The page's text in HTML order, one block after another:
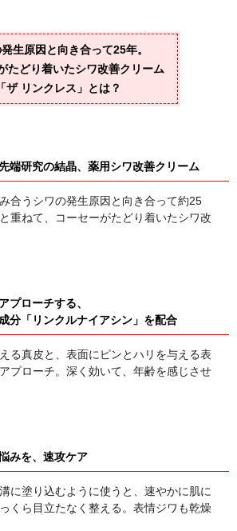
生原因と向き合って25年。
たどり着いたシワ改善クリーム
「ザ リンクレス」とは？
端研究の結晶、薬用シワ改善クリーム
合うシワの発生原因と向き合って約25
重ねて、コーセーがたどり着いたシワ改
プローチする、
分「リンクルナイアシン」を配合
る真皮と、表面にピンとハリを与える表
プローチ。深く効いて、年齢を感じさせ
みを、速攻ケア
に塗り込むように使うと、速やかに肌に
くら目立たなく整える。表情ジワも乾燥